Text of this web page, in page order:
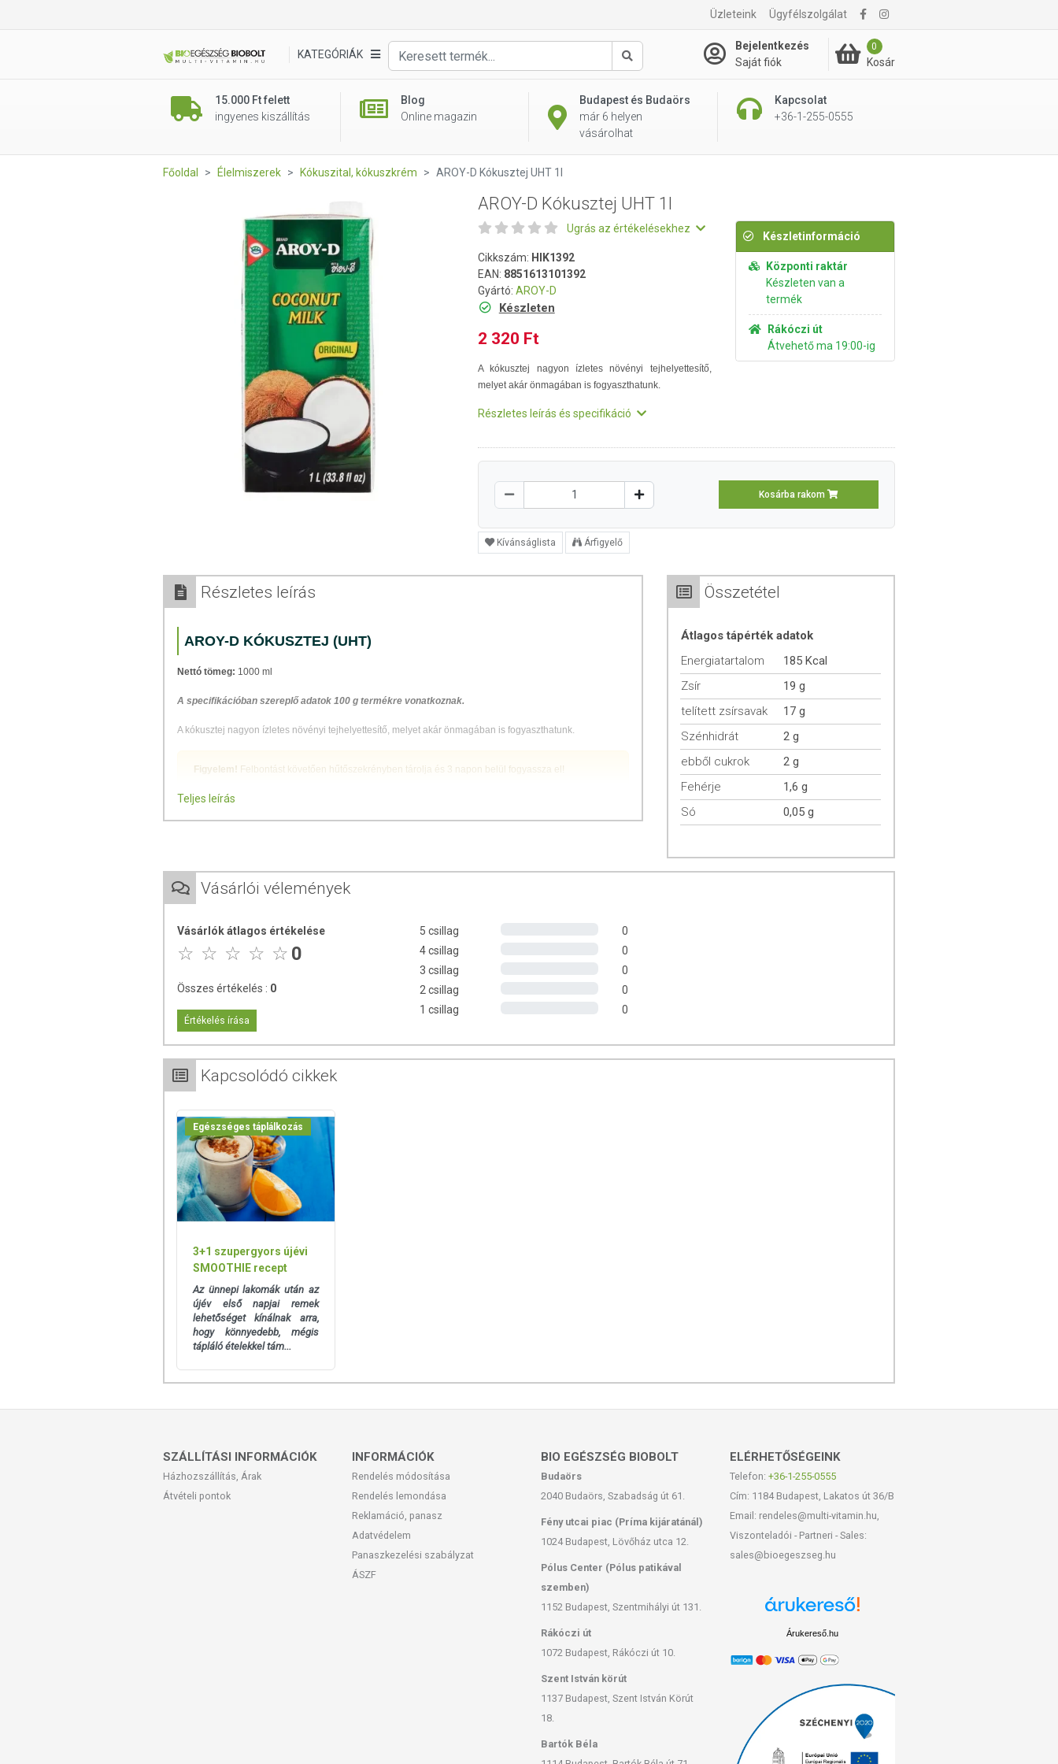
Üzleteink Ügyfélszolgálat
KATEGÓRIÁK
Keresés
Bejelentkezés
Saját fiók
0
Kosár
15.000 Ft felett
ingyenes kiszállítás
Blog
Online magazin
Budapest és Budaörs
már 6 helyen
vásárolhat
Kapcsolat
+36-1-255-0555
2 320 Ft Kosárba rakom
Főoldal Élelmiszerek Kókuszital, kókuszkrém AROY-D Kókusztej UHT 1l
AROY-D Kókusztej UHT 1l
Ugrás az értékelésekhez
Cikkszám: HIK1392
EAN: 8851613101392
Gyártó: AROY-D
Készleten
2 320 Ft
A kókusztej nagyon ízletes növényi tejhelyettesítő,
melyet akár önmagában is fogyaszthatunk.
Részletes leírás és specifikáció
Készletinformáció
Központi raktár
Készleten van a
termék
Rákóczi út
Átvehető ma 19:00-ig
Kosárba rakom
Kívánságlista Árfigyelő
Részletes leírás
AROY-D KÓKUSZTEJ (UHT)
Nettó tömeg: 1000 ml
A specifikációban szereplő adatok 100 g termékre vonatkoznak.
A kókusztej nagyon ízletes növényi tejhelyettesítő, melyet akár önmagában is fogyaszthatunk.
Figyelem! Felbontást követően hűtőszekrényben tárolja és 3 napon belül fogyassza el!
Átlagos tápérték 100 g termékben:
amelyből telített zsírsavak: 17 g
Szénhidrát: 2 g
Fehérje: 1,6 g
Minőségét megőrzi: Lásd a csomagoláson feltüntetett időpontot.
napon belül fogyassza el!
Forgalmazza: Hellas-Invest Kft.
Az oldalunkon lévő adatokat folyamatosan frissítjük, törekszünk arra, hogy naprakészek legyenek.
Szeretnénk felhívni azonban a figyelmet, hogy ennek ellenére a webshopon szereplő adatok (beleértve a
termékfotókat, tápérték-, összetétel-, és allergén információkat is) csak tájékoztató jellegűek, a tényleges
csomagolásán találják meg.
Teljes leírás
Összetétel
Átlagos tápérték adatok
Energiatartalom
185 Kcal
Zsír
19 g
telített zsírsavak
17 g
Szénhidrát
2 g
ebből cukrok
2 g
Fehérje
1,6 g
Só
0,05 g
Vásárlói vélemények
Vásárlók átlagos értékelése
0
Összes értékelés : 0
Értékelés írása
5 csillag
0
4 csillag
0
3 csillag
0
2 csillag
0
1 csillag
0
Kapcsolódó cikkek
Egészséges táplálkozás
3+1 szupergyors újévi
SMOOTHIE recept
Az ünnepi lakomák után az
újév első napjai remek
lehetőséget kínálnak arra,
hogy könnyedebb, mégis
tápláló ételekkel tám...
SZÁLLÍTÁSI INFORMÁCIÓK
Házhozszállítás, Árak
Átvételi pontok
INFORMÁCIÓK
Rendelés módosítása
Rendelés lemondása
Reklamáció, panasz
Adatvédelem
Panaszkezelési szabályzat
ÁSZF
BIO EGÉSZSÉG BIOBOLT
Budaörs
2040 Budaörs, Szabadság út 61.
Fény utcai piac (Príma kijáratánál)
1024 Budapest, Lövőház utca 12.
Pólus Center (Pólus patikával
szemben)
1152 Budapest, Szentmihályi út 131.
Rákóczi út
1072 Budapest, Rákóczi út 10.
Szent István körút
1137 Budapest, Szent István Körút
18.
Bartók Béla
ELÉRHETŐSÉGEINK
Telefon: +36-1-255-0555
Cím: 1184 Budapest, Lakatos út 36/B
Email: rendeles@multi-vitamin.hu,
Viszonteladói - Partneri - Sales:
sales@bioegeszseg.hu
Árukereső.hu